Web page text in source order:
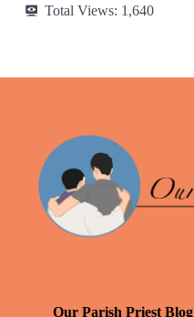
Total Views: 1,640
Our Parish Priest Blog